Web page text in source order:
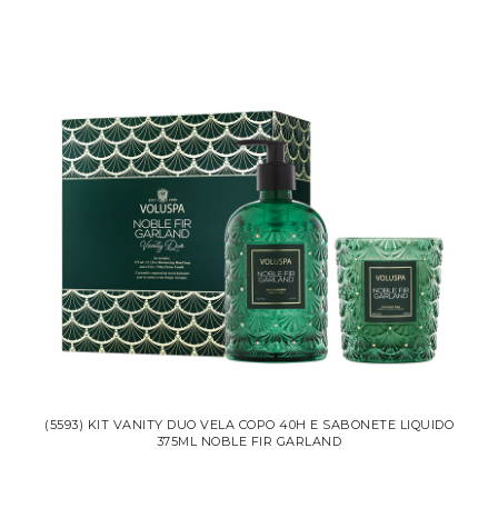
(5593) KIT VANITY DUO VELA COPO 40H E SABONETE LIQUIDO
375ML NOBLE FIR GARLAND